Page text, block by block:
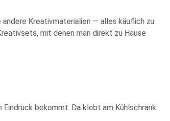
Kreativmaterialien — alles käuflich zu
mit denen man direkt zu Hause
bekommt. Da klebt am Kühlschrank: